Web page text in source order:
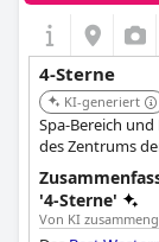
4-Sterne
KI-generiert
Spa-Bereich
des Zentrums
eine große
'4-Sterne'
Von KI